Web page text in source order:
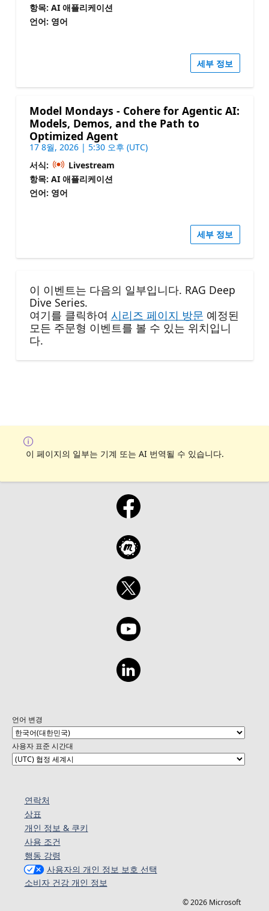
항목: AI 애플리케이션
언어: 영어
세부 정보
Model Mondays - Cohere for Agentic AI:
Models, Demos, and the Path to
Optimized Agent
17 8월, 2026 | 5:30 오후 (UTC)
서식:
Livestream
항목: AI 애플리케이션
언어: 영어
세부 정보
이 이벤트는 다음의 일부입니다. RAG Deep
Dive Series.
여기를 클릭하여 시리즈 페이지 방문 예정된
모든 주문형 이벤트를 볼 수 있는 위치입니
다.
이 페이지의 일부는 기계 또는 AI 번역될 수 있습니다.
언어 변경
사용자 표준 시간대
연락처
상표
개인 정보 & 쿠키
사용 조건
행동 강령
사용자의 개인 정보 보호 선택
소비자 건강 개인 정보
© 2026 Microsoft